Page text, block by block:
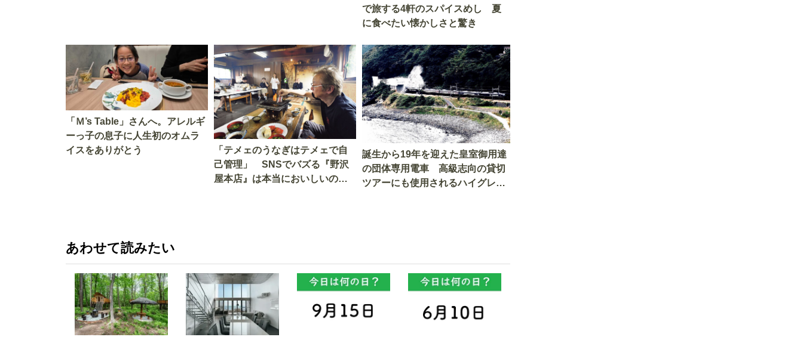
で旅する4軒のスパイスめし 夏
に食べたい懐かしさと驚き
「Ｍ’s Table」さんへ。アレルギ
ーっ子の息子に人生初のオムラ
イスをありがとう
「テメェのうなぎはテメェで自
己管理」 SNSでバズる『野沢
屋本店』は本当においしいの
誕生から19年を迎えた皇室御用達
の団体専用電車 高級志向の貸切
ツアーにも使用されるハイグレー
あわせて読みたい